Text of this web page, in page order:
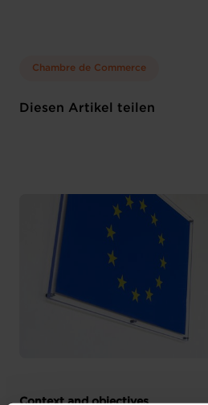
Chambre de Commerce
Diesen Artikel teilen
Context and objectives